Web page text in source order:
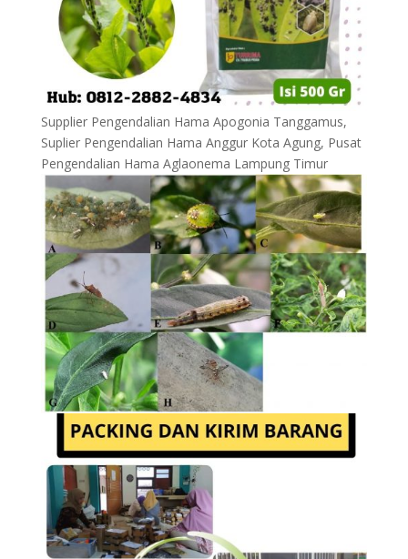
Supplier Pengendalian Hama Apogonia Tanggamus,
Suplier Pengendalian Hama Anggur Kota Agung, Pusat
Pengendalian Hama Aglaonema Lampung Timur